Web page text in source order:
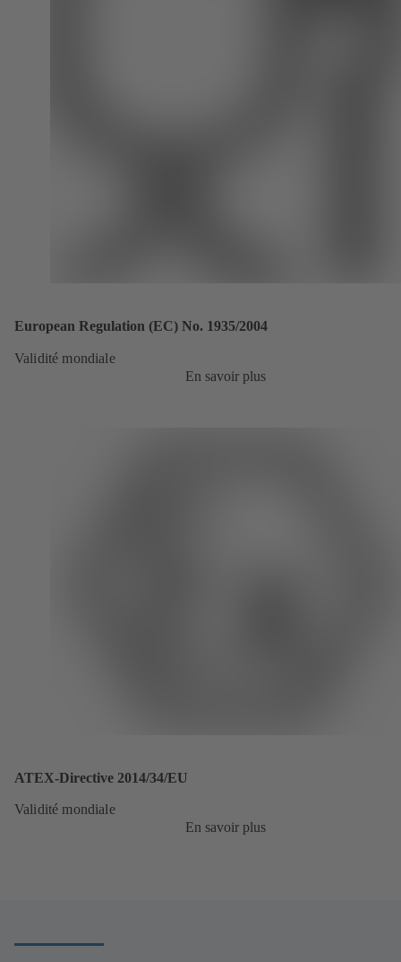
European Regulation (EC) No. 1935/2004
Validité mondiale
En savoir plus
ATEX-Directive 2014/34/EU
Validité mondiale
En savoir plus